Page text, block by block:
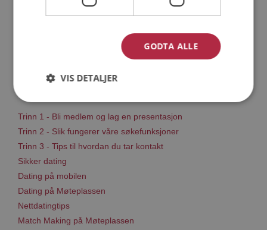
På Møteplassen kan du bli medlem og søke blant tusenvis av
datinginteresserte single i Eidsvoll
Läs mer
Trinn 1 - Bli medlem og lag en presentasjon
Trinn 2 - Slik fungerer våre søkefunksjoner
Trinn 3 - Tips til hvordan du tar kontakt
Sikker dating
Dating på mobilen
Dating på Møteplassen
Nettdatingtips
Match Making på Møteplassen
GODTA ALLE
VIS DETALJER